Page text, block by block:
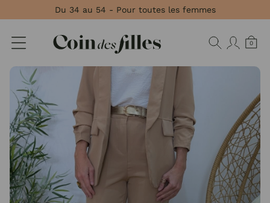
Du 34 au 54 - Pour toutes les femmes
0
Panneau de gestion des cookies